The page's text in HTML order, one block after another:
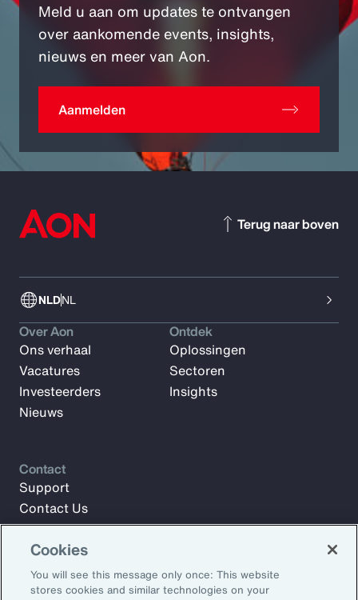
Meld u aan om updates te ontvangen
over aankomende events, insights,
nieuws en meer van Aon.
Aanmelden
NLDNL
Terug naar boven
artikelen, rapporten en updates van ons team van experts.
Over Aon
Ons verhaal
Vacatures
Investeerders
Nieuws
Ontdek
Oplossingen
Sectoren
Insights
Contact
Support
Contact Us
Cookies
You will see this message only once: This website
stores cookies and similar technologies on your